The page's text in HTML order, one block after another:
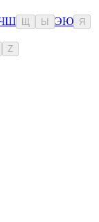
Ш Ы ЭЮ Я
Z